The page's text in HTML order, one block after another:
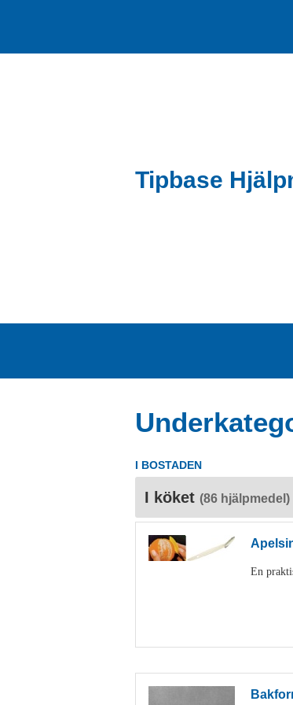
Tipbase
I BOSTADEN
I köket (86 hjälpmedel)
En